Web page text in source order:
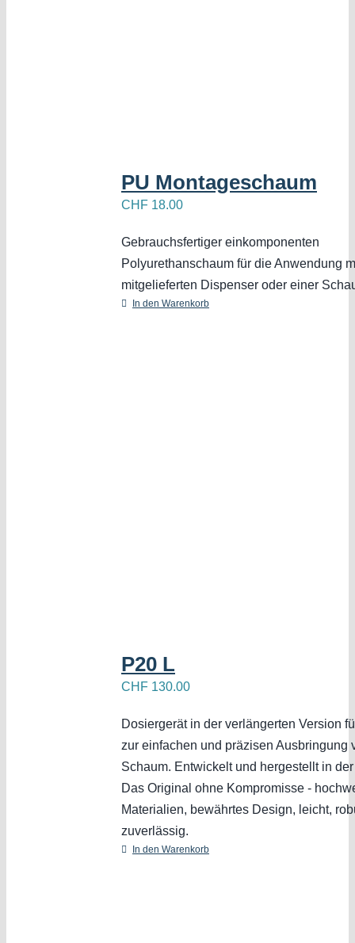
PU Montageschaum
CHF 18.00
Gebrauchsfertiger einkomponenten
Polyurethanschaum für die Anwendung
mitgelieferten Dispenser oder einer
In den Warenkorb
P20 L
CHF 130.00
Dosiergerät in der verlängerten Version
zur einfachen und präzisen Ausbringung
Schaum. Entwickelt und hergestellt in
Das Original ohne Kompromisse -
Materialien, bewährtes Design, leicht,
zuverlässig.
In den Warenkorb